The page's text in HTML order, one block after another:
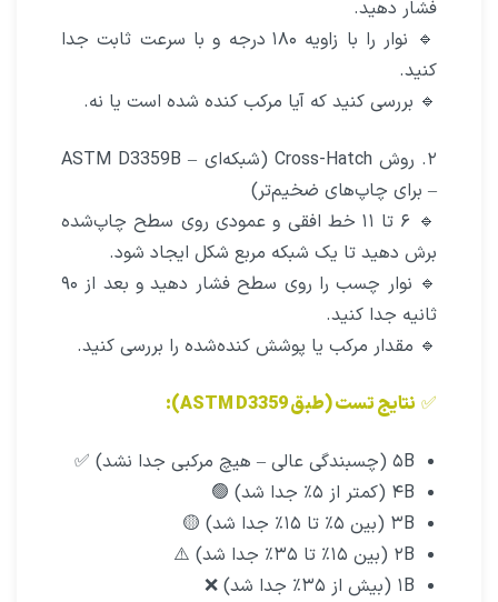
فشار دهید.
🔹 نوار را با زاویه ۱۸۰ درجه و با سرعت ثابت جدا
کنید.
🔹 بررسی کنید که آیا مرکب کنده شده است یا نه.
۲. روش Cross-Hatch (شبکه‌ای – ASTM D3359B
– برای چاپ‌های ضخیم‌تر)
🔹 ۶ تا ۱۱ خط افقی و عمودی روی سطح چاپ‌شده
برش دهید تا یک شبکه مربع شکل ایجاد شود.
🔹 نوار چسب را روی سطح فشار دهید و بعد از ۹۰
ثانیه جدا کنید.
🔹 مقدار مرکب یا پوشش کنده‌شده را بررسی کنید.
✅ نتایج تست (طبق ASTM D3359):
۵B (چسبندگی عالی – هیچ مرکبی جدا نشد) ✅
۴B (کمتر از ۵٪ جدا شد) 🟢
۳B (بین ۵٪ تا ۱۵٪ جدا شد) 🟡
۲B (بین ۱۵٪ تا ۳۵٪ جدا شد) ⚠️
۱B (بیش از ۳۵٪ جدا شد) ❌